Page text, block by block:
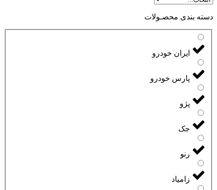
دسته بندی محصـولات
ایران خودرو
پارس خودرو
پژو
جک
رنو
زامیاد